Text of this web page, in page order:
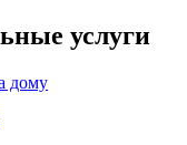
услуги
дому